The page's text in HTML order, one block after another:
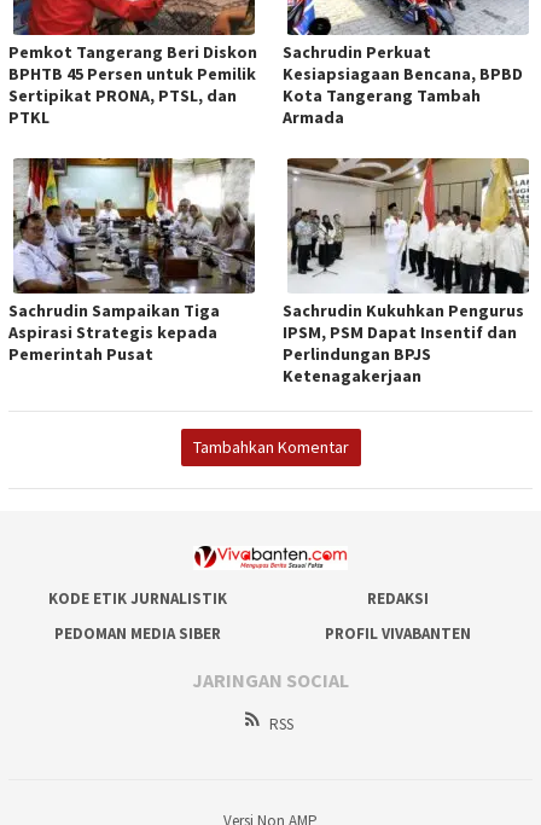
Pemkot Tangerang Beri Diskon
BPHTB 45 Persen untuk Pemilik
Sertipikat PRONA, PTSL, dan
PTKL
Sachrudin Perkuat
Kesiapsiagaan Bencana, BPBD
Kota Tangerang Tambah
Armada
Sachrudin Sampaikan Tiga
Aspirasi Strategis kepada
Pemerintah Pusat
Sachrudin Kukuhkan Pengurus
IPSM, PSM Dapat Insentif dan
Perlindungan BPJS
Ketenagakerjaan
Tambahkan Komentar
KODE ETIK JURNALISTIK
REDAKSI
PEDOMAN MEDIA SIBER
PROFIL VIVABANTEN
JARINGAN SOCIAL
RSS
Versi Non AMP